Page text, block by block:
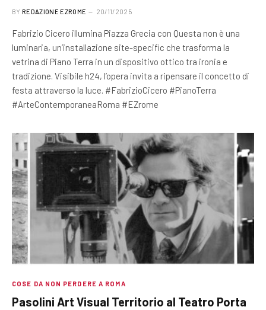
BY REDAZIONE EZROME 20/11/2025
Fabrizio Cicero illumina Piazza Grecia con Questa non è una
luminaria, un’installazione site-specific che trasforma la
vetrina di Piano Terra in un dispositivo ottico tra ironia e
tradizione. Visibile h24, l’opera invita a ripensare il concetto di
festa attraverso la luce. #FabrizioCicero #PianoTerra
#ArteContemporaneaRoma #EZrome
COSE DA NON PERDERE A ROMA
Pasolini Art Visual Territorio al Teatro Porta